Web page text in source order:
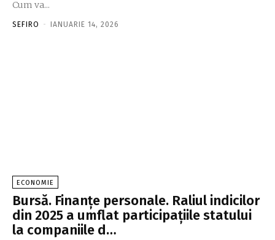
Cum va...
SEFIRO - IANUARIE 14, 2026
ECONOMIE
Bursă. Finanţe personale. Raliul indicilor
din 2025 a umflat participaţiile statului
la companiile d…